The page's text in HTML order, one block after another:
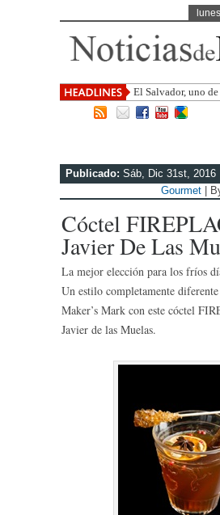
El Salvador, uno
mayor proyección
Publicado: Sáb, Dic 31st, 2016
Gourmet |
Cóctel
Javier De Las
La mejor elección para los fríos
Un estilo completamente
Maker’s Mark con este cóctel
Javier de las Muelas.